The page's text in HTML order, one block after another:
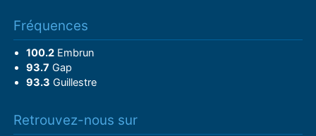
Fréquences
100.2Embrun
93.7 Gap
93.3 Guillestre
Retrouvez-nous sur